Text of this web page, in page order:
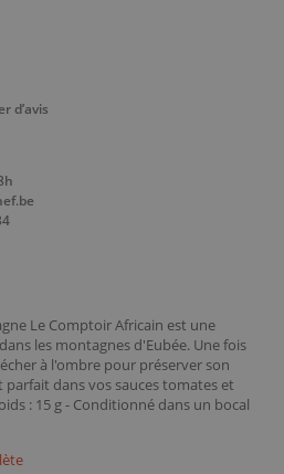
Le Comptoir Africain est une
les montagnes d'Eubée. Une fois
à l'ombre pour préserver son
parfait dans vos sauces tomates et
: 15 g - Conditionné dans un bocal
d’avis